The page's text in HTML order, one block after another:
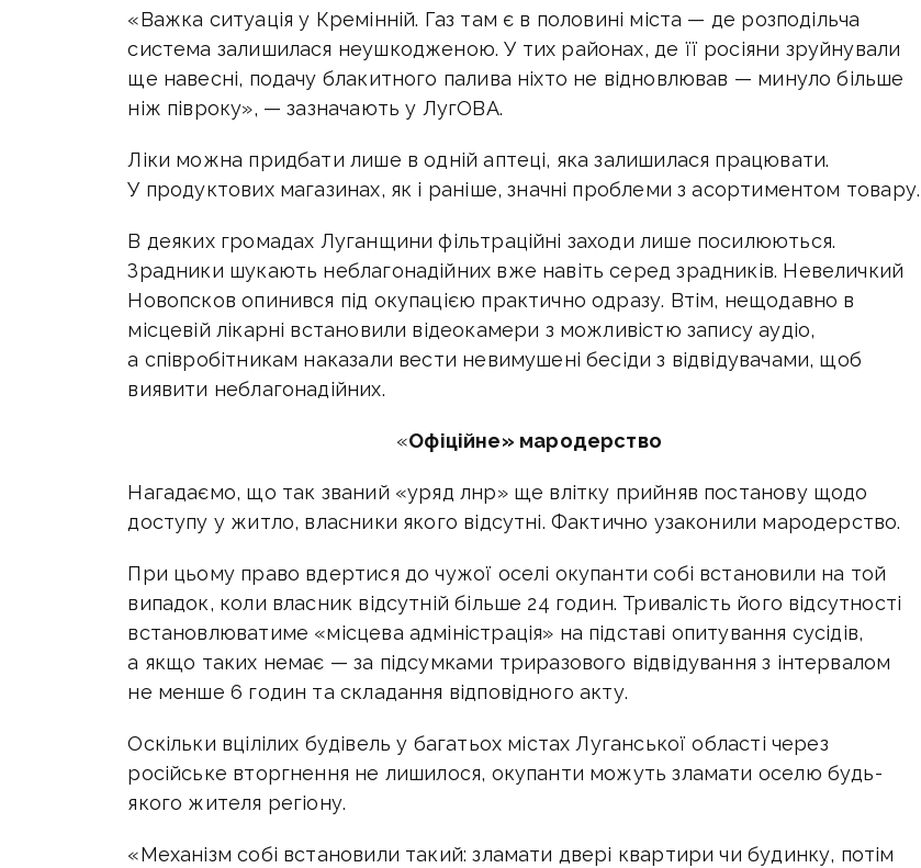
«Важка ситуація у Кремінній. Газ там є в половині міста — де розподільча
система залишилася неушкодженою. У тих районах, де її росіяни зруйнували
ще навесні, подачу блакитного палива ніхто не відновлював — минуло більше
ніж півроку», — зазначають у ЛугОВА.
Ліки можна придбати лише в одній аптеці, яка залишилася працювати.
У продуктових магазинах, як і раніше, значні проблеми з асортиментом товару.
В деяких громадах Луганщини фільтраційні заходи лише посилюються.
Зрадники шукають неблагонадійних вже навіть серед зрадників. Невеличкий
Новопсков опинився під окупацією практично одразу. Втім, нещодавно в
місцевій лікарні встановили відеокамери з можливістю запису аудіо,
а співробітникам наказали вести невимушені бесіди з відвідувачами, щоб
виявити неблагонадійних.
«Офіційне» мародерство
Нагадаємо, що так званий «уряд лнр» ще влітку прийняв постанову щодо
доступу у житло, власники якого відсутні. Фактично узаконили мародерство.
При цьому право вдертися до чужої оселі окупанти собі встановили на той
випадок, коли власник відсутній більше 24 годин. Тривалість його відсутності
встановлюватиме «місцева адміністрація» на підставі опитування сусідів,
а якщо таких немає — за підсумками триразового відвідування з інтервалом
не менше 6 годин та складання відповідного акту.
Оскільки вцілілих будівель у багатьох містах Луганської області через
російське вторгнення не лишилося, окупанти можуть зламати оселю будь-
якого жителя регіону.
«Механізм собі встановили такий: зламати двері квартири чи будинку, потім